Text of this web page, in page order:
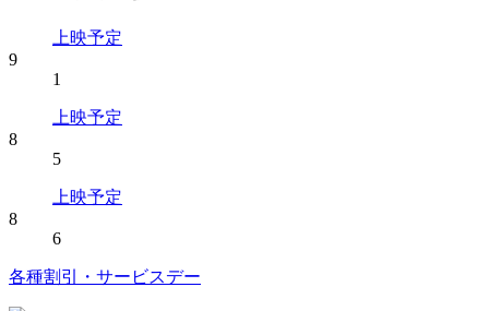
上映予定
9
1
上映予定
8
5
上映予定
8
6
各種割引・サービスデー